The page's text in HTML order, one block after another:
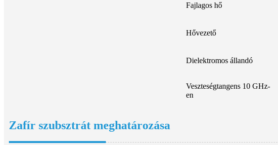
Fajlagos hő
Hővezető
Dielektromos állandó
Veszteségtangens 10 GHz-
en
Zafír szubsztrát meghatározása